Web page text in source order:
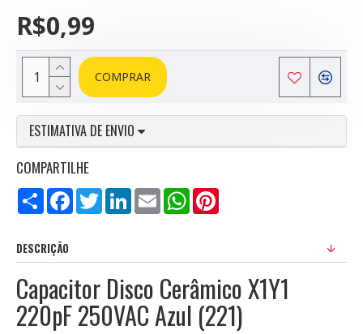
R$0,99
COMPRAR
ESTIMATIVA DE ENVIO
COMPARTILHE
Compartilhar
FacebookTwitterLinkedInEmail WhatsApp
DESCRIÇÃO
Capacitor Disco Cerâmico X1Y1
220pF 250VAC Azul (221)